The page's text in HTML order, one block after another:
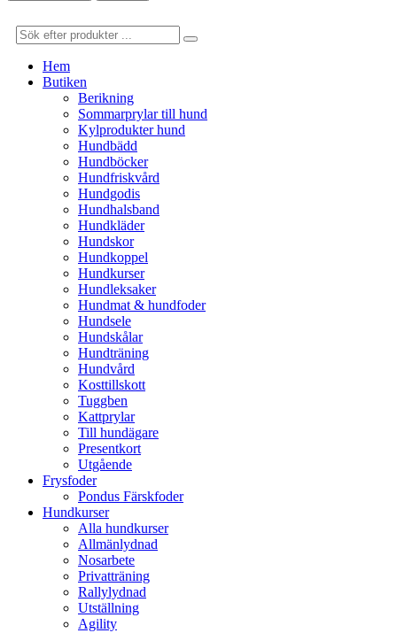
Hem
Butiken
Berikning
Sommarprylar till hund
Kylprodukter hund
Hundbädd
Hundböcker
Hundfriskvård
Hundgodis
Hundhalsband
Hundkläder
Hundskor
Hundkoppel
Hundkurser
Hundleksaker
Hundmat & hundfoder
Hundsele
Hundskålar
Hundträning
Hundvård
Kosttillskott
Tuggben
Kattprylar
Till hundägare
Presentkort
Utgående
Frysfoder
Pondus Färskfoder
Hundkurser
Alla hundkurser
Allmänlydnad
Nosarbete
Privatträning
Rallylydnad
Utställning
Agility